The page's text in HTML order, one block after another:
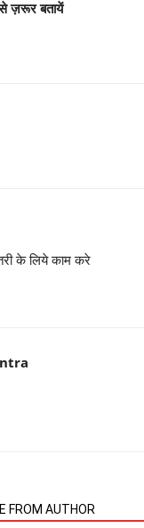
ज़रूर बतायें
के लिये काम करे
FROM AUTHOR